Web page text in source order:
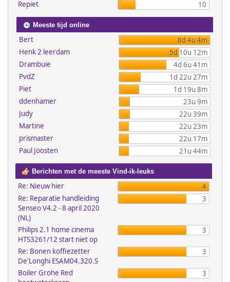
Repiet
10
Meeste tijd online
Bert
8d 4u 4m
Henk 2 leerdam
5d 10u 12m
Drambuie
4d 6u 41m
PvdZ
1d 22u 27m
Piet
1d 19u 8m
ddenhamer
23u 9m
Judy
22u 39m
Martine
22u 23m
prismaster
22u 17m
Paul Joosten
21u 44m
Berichten met de meeste Vind-ik-leuks
Re: Nieuw hier
4
Re: Reparatie handleiding
Senseo V4.2 - 8 april 2020
(NL)
3
Philips 2.1 home cinema
HTS3261/12 start niet op
3
Re: Bonen koffiezetter
De'Longhi ESAM04.320.S
3
Boiler Grohe Red
3